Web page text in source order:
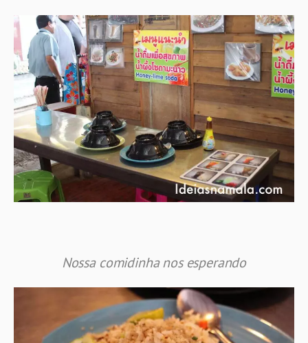
Nossa comidinha nos esperando